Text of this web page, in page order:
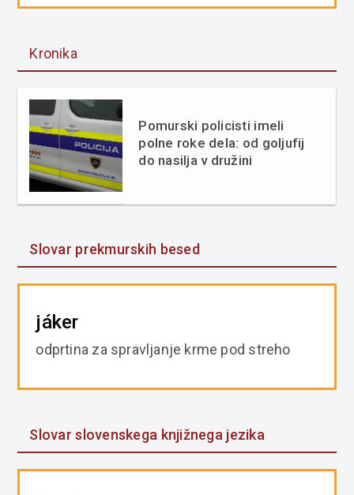
Kronika
Pomurski policisti imeli
polne roke dela: od goljufij
do nasilja v družini
Slovar prekmurskih besed
jáker
odprtina za spravljanje krme pod streho
Slovar slovenskega knjižnega jezika